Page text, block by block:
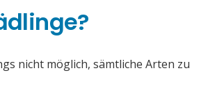
nicht möglich, sämtliche Arten zu